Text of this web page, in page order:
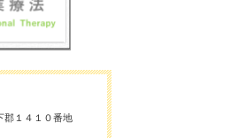
郡１４１０番地